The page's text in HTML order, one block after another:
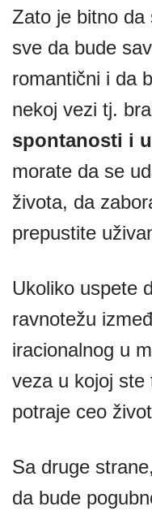
Zato je bitno da
sve da bude
romantični i da
nekoj vezi tj.
spontanosti i
morate da se
života, da
prepustite
Ukoliko uspete
ravnotežu
iracionalnog u
veza u kojoj ste
potraje ceo
Sa druge
da bude